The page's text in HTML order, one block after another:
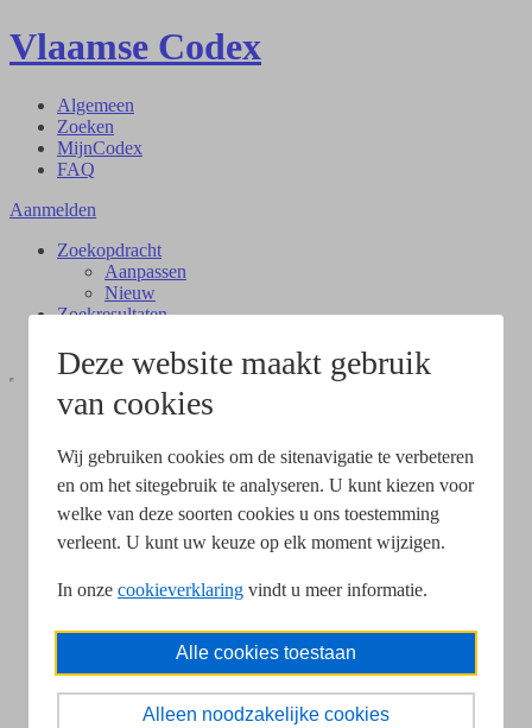
Deze website maakt gebruik
van cookies
Wij gebruiken cookies om de sitenavigatie te verbeteren
en om het sitegebruik te analyseren. U kunt kiezen voor
welke van deze soorten cookies u ons toestemming
verleent. U kunt uw keuze op elk moment wijzigen.
In onze cookieverklaring vindt u meer informatie.
Alle cookies toestaan
Alleen noodzakelijke cookies
Vlaamse Codex
Algemeen
Zoeken
MijnCodex
FAQ
Aanmelden
Zoekopdracht
Aanpassen
Nieuw
Zoekresultaten